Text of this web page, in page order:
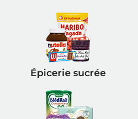
Épicerie sucrée